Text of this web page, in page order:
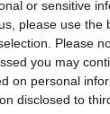
or sensitive
please use the
Please
you may
on personal
disclosed to
scorso anno.
media
d'Italia ex aequo
aggiuntiva
in più rispetto